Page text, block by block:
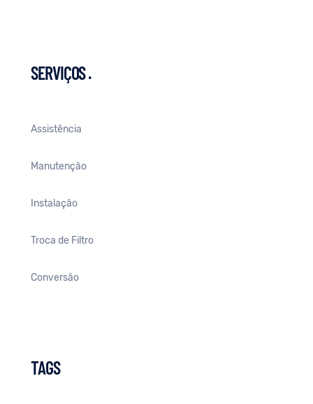
SERVIÇOS.
Assistência
Manutenção
Instalação
Troca de Filtro
Conversão
TAGS